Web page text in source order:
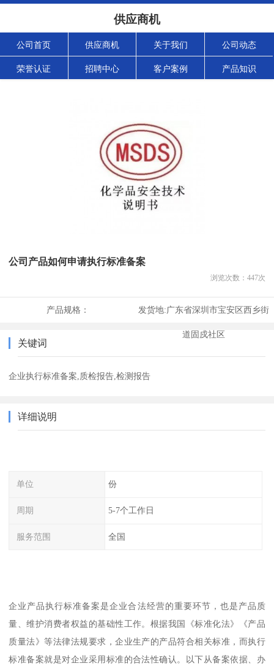
供应商机
公司首页 供应商机 关于我们 公司动态
荣誉认证 招聘中心 客户案例 产品知识
公司产品如何申请执行标准备案
浏览次数： 447次
产品规格： 发货地:广东省深圳市宝安区西乡街
道固戍社区
关键词
企业执行标准备案,质检报告,检测报告
详细说明
单位 份
周期 5-7个工作日
服务范围 全国
企业产品执行标准备案是企业合法经营的重要环节，也是产品质
量、维护消费者权益的基础性工作。根据我国《标准化法》《产品
质量法》等法律法规要求，企业生产的产品符合相关标准，而执行
标准备案就是对企业采用标准的合法性确认。以下从备案依据、办